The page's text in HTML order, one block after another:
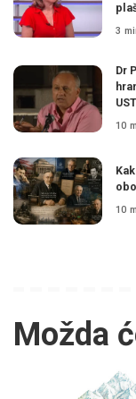
3
Dr
10
10
Možda